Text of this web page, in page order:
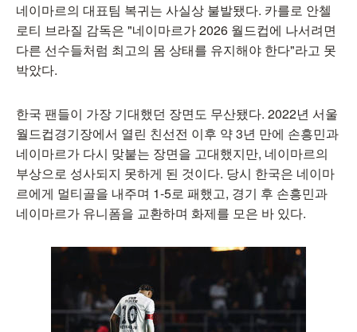
네이마르의 대표팀 복귀는 사실상 불발됐다. 카를로 안첼
로티 브라질 감독은 "네이마르가 2026 월드컵에 나서려면
다른 선수들처럼 최고의 몸 상태를 유지해야 한다"라고 못
박았다.
한국 팬들이 가장 기대했던 장면도 무산됐다. 2022년 서울
월드컵경기장에서 열린 친선전 이후 약 3년 만에 손흥민과
네이마르가 다시 맞붙는 장면을 고대했지만, 네이마르의
부상으로 성사되지 못하게 된 것이다. 당시 한국은 네이마
르에게 멀티골을 내주며 1-5로 패했고, 경기 후 손흥민과
네이마르가 유니폼을 교환하며 화제를 모은 바 있다.